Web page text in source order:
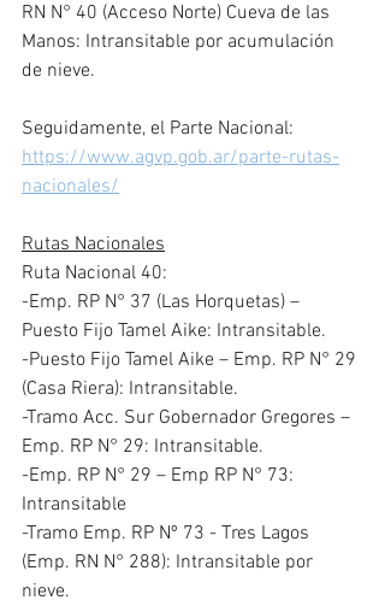
RN N° 40 (Acceso Norte) Cueva de las
Manos: Intransitable por acumulación
de nieve.
Seguidamente, el Parte Nacional:
https://www.agvp.gob.ar/parte-rutas-
nacionales/
Rutas Nacionales
Ruta Nacional 40:
-Emp. RP N° 37 (Las Horquetas) –
Puesto Fijo Tamel Aike: Intransitable.
-Puesto Fijo Tamel Aike – Emp. RP N° 29
(Casa Riera): Intransitable.
-Tramo Acc. Sur Gobernador Gregores –
Emp. RP N° 29: Intransitable.
-Emp. RP N° 29 – Emp RP N° 73:
Intransitable
-Tramo Emp. RP Nº 73 - Tres Lagos
(Emp. RN N° 288): Intransitable por
nieve.